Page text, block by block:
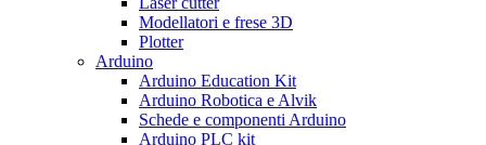
Modellatori e frese 3D
Plotter
Arduino
Arduino Education Kit
Arduino Robotica e Alvik
Schede e componenti Arduino
Arduino PLC kit